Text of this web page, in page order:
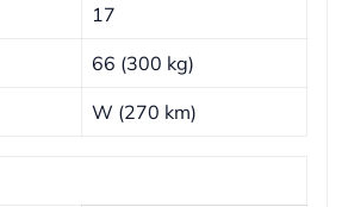
17
66 (300 kg)
W (270 km)